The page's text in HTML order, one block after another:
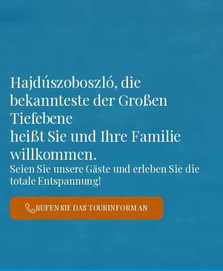
Hajdúszoboszló, die
bekannteste der Großen
Tiefebene
heißt Sie und Ihre Familie
willkommen.
Seien Sie unsere Gäste und erleben Sie die
totale Entspannung!
RUFEN SIE DAS TOURINFORM AN